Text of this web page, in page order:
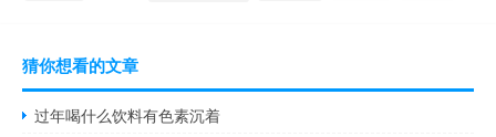
猜你想看的文章
过年喝什么饮料有色素沉着